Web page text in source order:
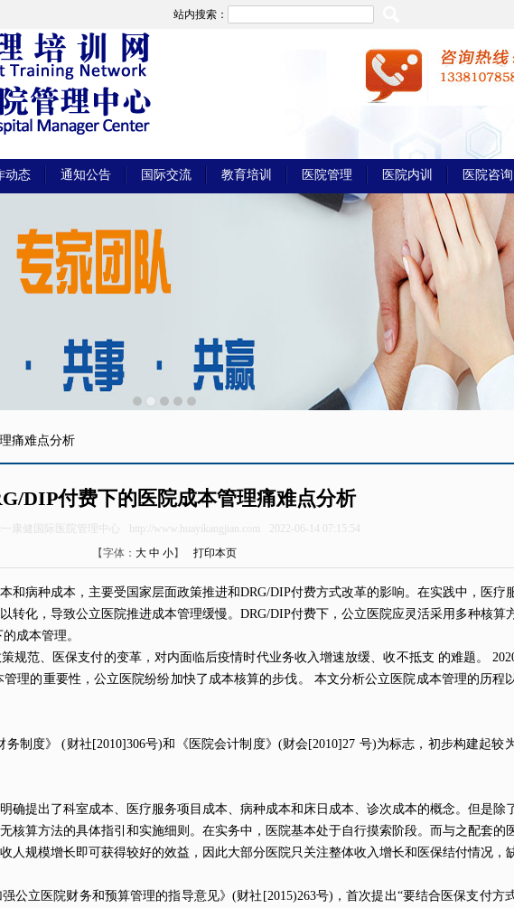
站内搜索：
动态 通知公告 国际交流 教育培训 医院管理 医院内训 医院咨询
痛难点分析
DIP付费下的医院成本管理痛难点分析
一康健国际医院管理中心 http://www.huayikangjian.com
2022-06-14 07:15:54
【字体： 大 中 小】 打印本页
和病种成本，主要受国家层面政策推进和DRG/DIP付费方式改革的影响。在实践中，医疗
转化，导致公立医院推进成本管理缓慢。DRG/DIP付费下，公立医院应灵活采用多种核算
成本管理。
规范、医保支付的变革，对内面临后疫情时代业务收入增速放缓、收不抵支 的难题。
理的重要性，公立医院纷纷加快了成本核算的步伐。 本文分析公立医院成本管理的历程
制度》 (财社[2010]306号)和《医院会计制度》(财会[2010]27 号)为标志，初步构建起较
确提出了科室成本、医疗服务项目成本、病种成本和床日成本、诊次成本的概念。但是除
核算方法的具体指引和实施细则。在实务中，医院基本处于自行摸索阶段。而与之配套的
人规模增长即可获得较好的效益，因此大部分医院只关注整体收入增长和医保结付情况，
公立医院财务和预算管理的指导意见》(财社[2015)263号)，首次提出“要结合医保支付方